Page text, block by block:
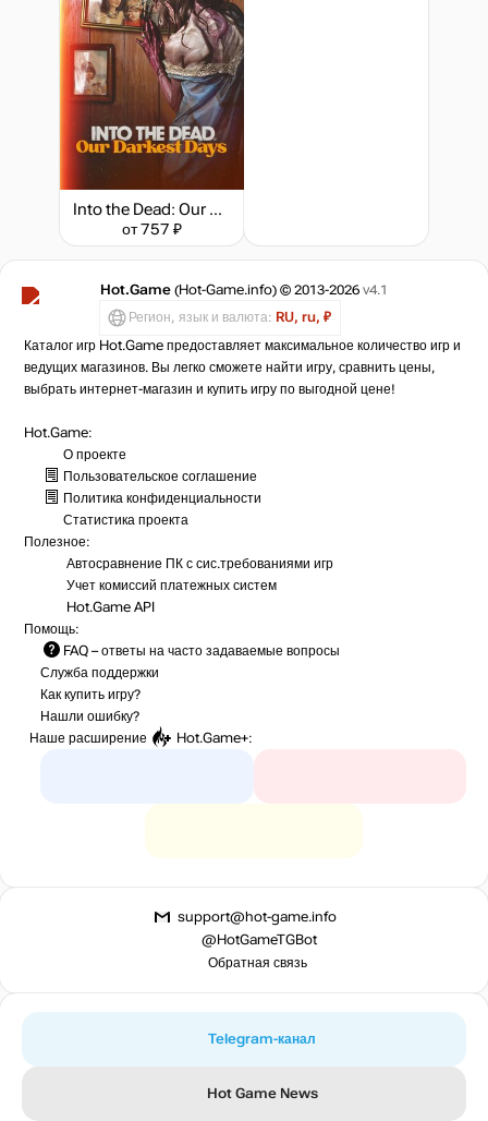
Into the Dead: Our Darkest Days
от 757 ₽
Hot.Game (Hot-Game.info) © 2013-2026 v4.1
Регион, язык и валюта: RU, ru, ₽
Каталог игр Hot.Game предоставляет максимальное количество игр и
ведущих магазинов. Вы легко сможете найти игру, сравнить цены,
выбрать интернет-магазин и купить игру по выгодной цене!
Hot.Game:
О проекте
Пользовательское соглашение
Политика конфиденциальности
Статистика проекта
Полезное:
Автосравнение ПК с сис.требованиями игр
Учет комиссий платежных систем
Hot.Game API
Помощь:
FAQ – ответы на часто задаваемые вопросы
Служба поддержки
Как купить игру?
Нашли ошибку?
Наше расширение
Hot.Game+:
support@hot-game.info
@HotGameTGBot
Обратная связь
Telegram-канал
Hot Game News